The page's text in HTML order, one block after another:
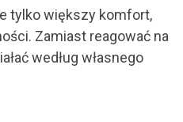
tylko większy komfort,
Zamiast reagować na
według własnego